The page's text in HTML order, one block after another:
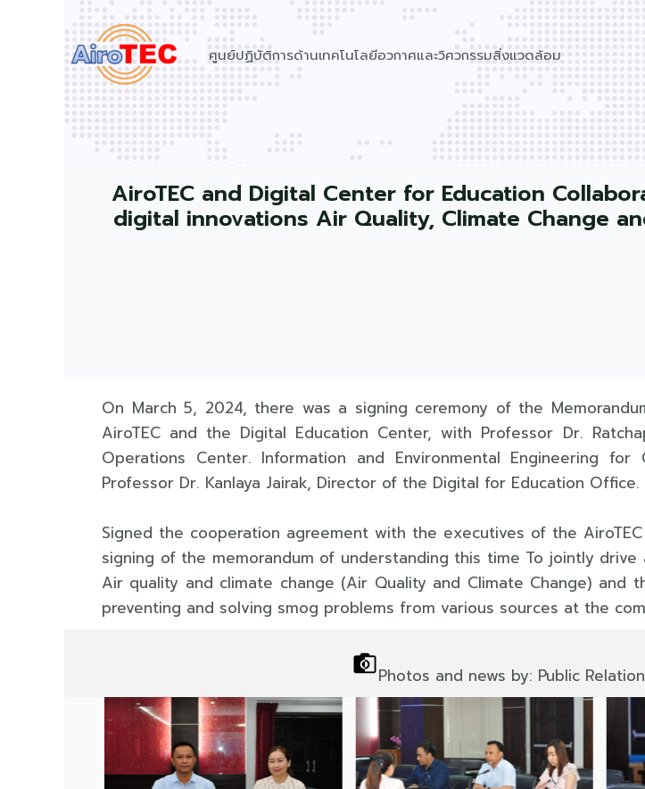
ศูนย์ปฏิบัติการด้านเทคโนโลยีอวกาศและวิศวกรรมสิ่งแวดล้อม
AiroTEC and Digital Center for Education
digital innovations Air Quality, Climate Change
On March 5, 2024, there was a signing ceremony of the
AiroTEC and the Digital Education Center, with Professor Dr.
Operations Center. Information and Environmental Engineering
Professor Dr. Kanlaya Jairak, Director of the Digital for Education Office.
Signed the cooperation agreement with the executives of the
signing of the memorandum of understanding this time To jointly
Air quality and climate change (Air Quality and Climate Change) and
preventing and solving smog problems from various sources at the
Photos and news by: Public